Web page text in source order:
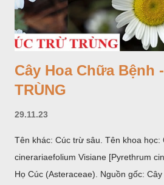
Cây Hoa Chữa Bệnh
TRÙNG
29.11.23
Tên khác: Cúc trừ sâu. Tên khoa học:
cinerariaefolium Visiane [Pyrethrum
Họ Cúc (Asteraceae). Nguồn gốc: